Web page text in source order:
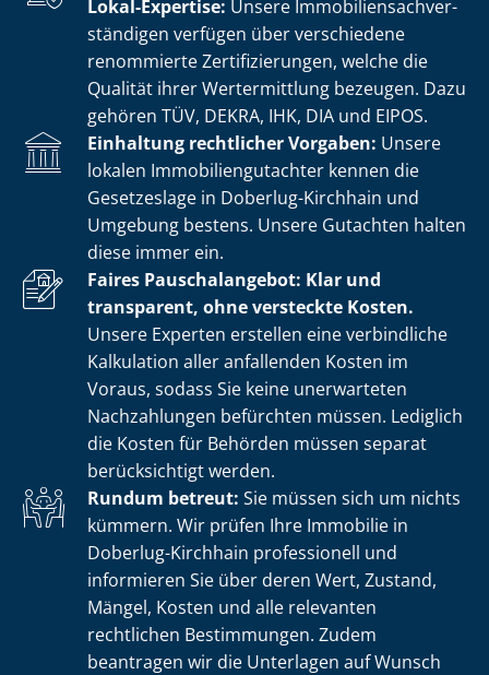
Lokal-Expertise: Unsere Im­mo­bi­li­en­sach­ver­
stän­di­gen verfügen über verschiedene
renommierte Zer­ti­fi­zie­run­gen, welche die
Qualität ihrer Wertermittlung bezeugen. Dazu
gehören TÜV, DEKRA, IHK, DIA und EIPOS.
Einhaltung rechtlicher Vorgaben: Unsere
lokalen Im­mo­bi­li­en­gut­ach­ter kennen die
Gesetzeslage in Doberlug-Kirchhain und
Umgebung bestens. Unsere Gutachten halten
diese immer ein.
Faires Pauschalangebot: Klar und
transparent, ohne versteckte Kosten.
Unsere Experten erstellen eine verbindliche
Kalkulation aller anfallenden Kosten im
Voraus, sodass Sie keine unerwarteten
Nachzahlungen befürchten müssen. Lediglich
die Kosten für Behörden müssen separat
berücksichtigt werden.
Rundum betreut: Sie müssen sich um nichts
kümmern. Wir prüfen Ihre Immobilie in
Doberlug-Kirchhain professionell und
informieren Sie über deren Wert, Zustand,
Mängel, Kosten und alle relevanten
rechtlichen Bestimmungen. Zudem
beantragen wir die Unterlagen auf Wunsch